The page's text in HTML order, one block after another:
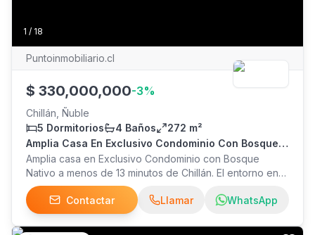
1 / 18
Puntoinmobiliario.cl
$ 330,000,000-3%
Chillán, Ñuble
5 Dormitorios
4 Baños
272 m²
Amplia Casa En Exclusivo Condominio Con Bosque
Nativo
Amplia casa en Exclusivo Condominio con Bosque
Nativo a menos de 13 minutos de Chillán. El entorno en
el que se encuentra emplazada la propiedad es
excepcional, realmente se respira el bosque nativo, y el
ruido ambiente, tanto en el día como en la noche, son
los múltiples pájaros que habitan el bosque nativo:
Contactar Llamar WhatsApp